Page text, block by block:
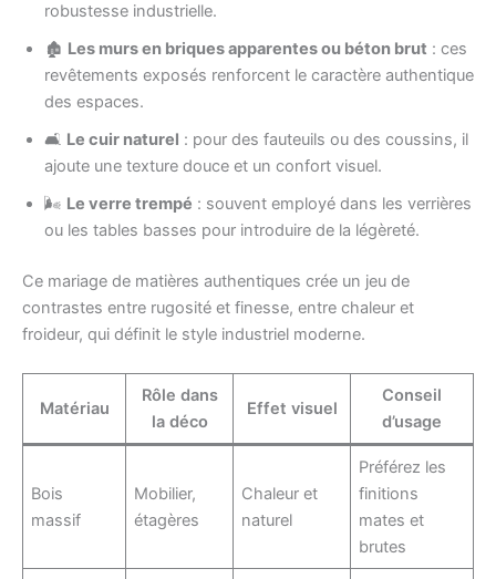
robustesse industrielle.
🏚️ Les murs en briques apparentes ou béton brut : ces
revêtements exposés renforcent le caractère authentique
des espaces.
🛋️ Le cuir naturel : pour des fauteuils ou des coussins, il
ajoute une texture douce et un confort visuel.
🌬️ Le verre trempé : souvent employé dans les verrières
ou les tables basses pour introduire de la légèreté.
Ce mariage de matières authentiques crée un jeu de
contrastes entre rugosité et finesse, entre chaleur et
froideur, qui définit le style industriel moderne.
Matériau
Rôle dans
la déco
Effet visuel
Conseil
d’usage
Bois
massif
Mobilier,
étagères
Chaleur et
naturel
Préférez les
finitions
mates et
brutes